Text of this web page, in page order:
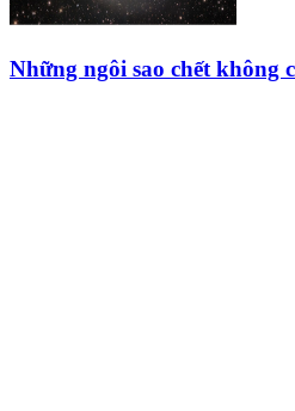
Những ngôi sao chết không